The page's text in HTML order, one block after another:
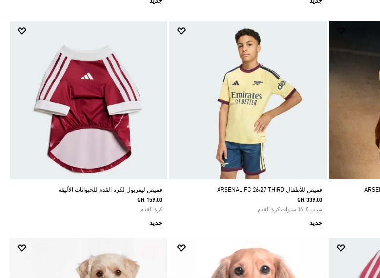
قميص للأطفال ARSENAL FC 26/27 THIRD
QR 339.00
شباب 8-16 سنوات كرة القدم
جديد
قميص ليفربول لكرة القدم للحيوانات الأليفة
QR 159.00
كرة القدم
جديد